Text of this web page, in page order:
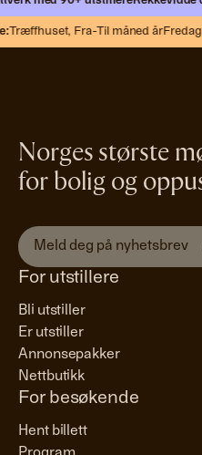
Træffhuset,Fra-Til måned årFredag:
Norges største
for bolig og
For utstillere
Bli utstiller
Er utstiller
Annonsepakker
Nettbutikk
For besøkende
Hent billett